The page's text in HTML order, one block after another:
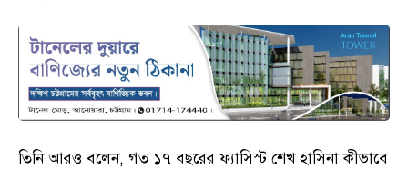
তিনি আরও বলেন, গত ১৭ বছরের ফ্যাসিস্ট শেখ হাসিনা কীভাবে